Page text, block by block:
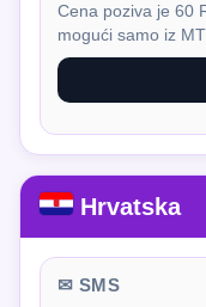
Cena poziva je 60
mogući samo iz
Hrvatska
✉ SMS